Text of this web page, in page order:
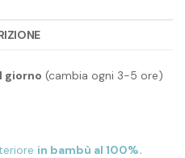
giorno (cambia ogni 3-5 ore)
in bambù al 100%.